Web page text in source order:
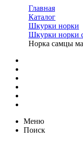
Главная
Каталог
Шкурки норки
Шкурки норки
Норка самцы
Меню
Поиск